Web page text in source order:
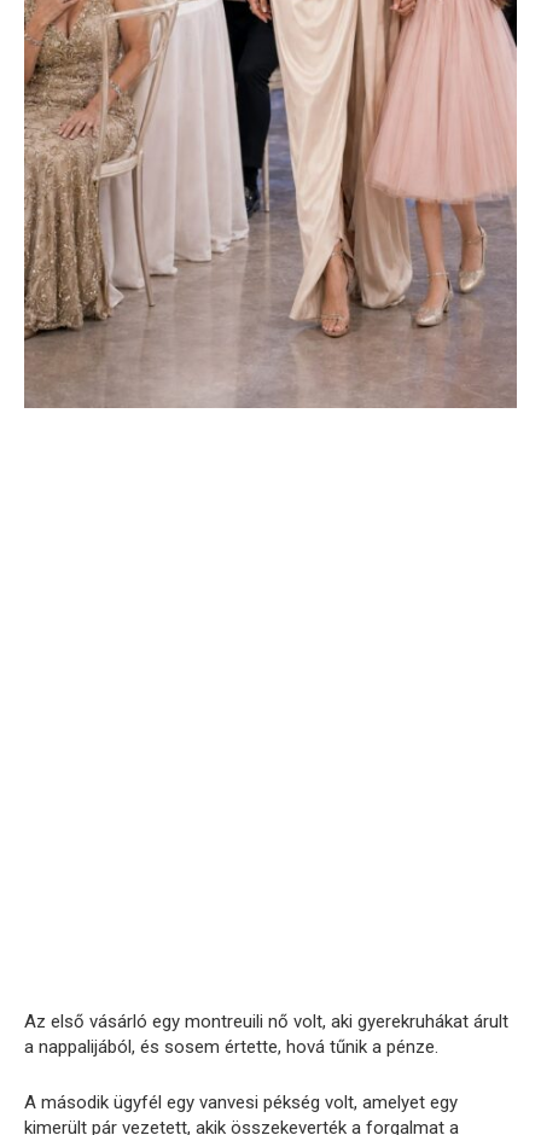
Az első vásárló egy montreuili nő volt, aki gyerekruhákat árult
a nappalijából, és sosem értette, hová tűnik a pénze.
A második ügyfél egy vanvesi pékség volt, amelyet egy
kimerült pár vezetett, akik összekeverték a forgalmat a